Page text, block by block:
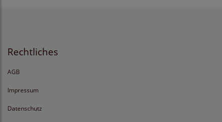
Rechtliches
AGB
Impressum
Datenschutz